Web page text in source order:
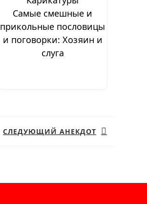
Самые смешные и
прикольные пословицы
и поговорки: Хозяин и
слуга
СЛЕДУЮЩИЙ АНЕКДОТ